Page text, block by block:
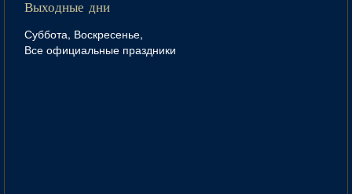
Выходные дни
Суббота, Воскресенье,
Все официальные праздники